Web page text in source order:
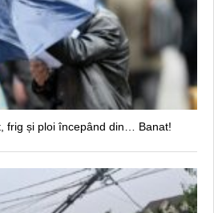
frig și ploi începând din… Banat!